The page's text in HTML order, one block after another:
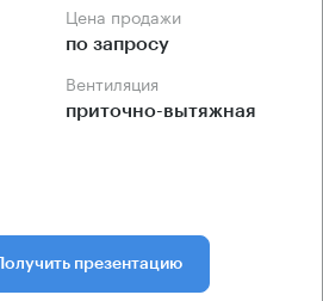
Цена продажи
по запросу
Вентиляция
приточно-вытяжная
Получить презентацию